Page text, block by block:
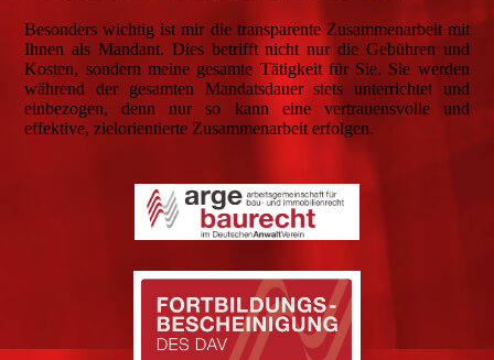
Besonders wichtig ist mir die transparente Zusammenarbeit mit
Ihnen als Mandant. Dies betrifft nicht nur die Gebühren und
Kosten, sondern meine gesamte Tätigkeit für Sie. Sie werden
während der gesamten Mandatsdauer stets unterrichtet und
einbezogen, denn nur so kann eine vertrauensvolle und
effektive, zielorientierte Zusammenarbeit erfolgen.